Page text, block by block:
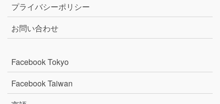
プライバシーポリシー
お問い合わせ
Facebook Tokyo
Facebook Taiwan